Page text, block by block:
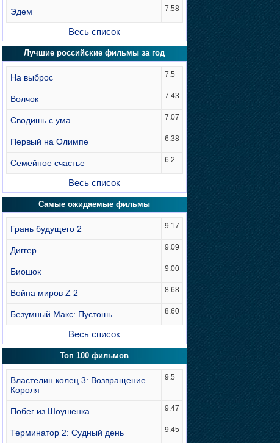
Эдем 7.58
Весь список
Лучшие российские фильмы за год
На выброс 7.5
Волчок 7.43
Сводишь с ума 7.07
Первый на Олимпе 6.38
Семейное счастье 6.2
Весь список
Самые ожидаемые фильмы
Грань будущего 2 9.17
Диггер 9.09
Биошок 9.00
Война миров Z 2 8.68
Безумный Макс: Пустошь 8.60
Весь список
Топ 100 фильмов
Властелин колец 3: Возвращение
Короля
9.5
Побег из Шоушенка 9.47
Терминатор 2: Судный день 9.45